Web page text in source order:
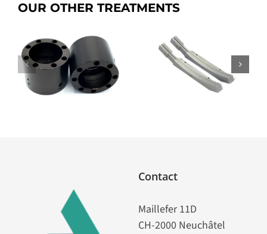
OUR OTHER TREATMENTS
SICANIP Dianip G
Contact
Maillefer 11D
CH-2000 Neuchâtel